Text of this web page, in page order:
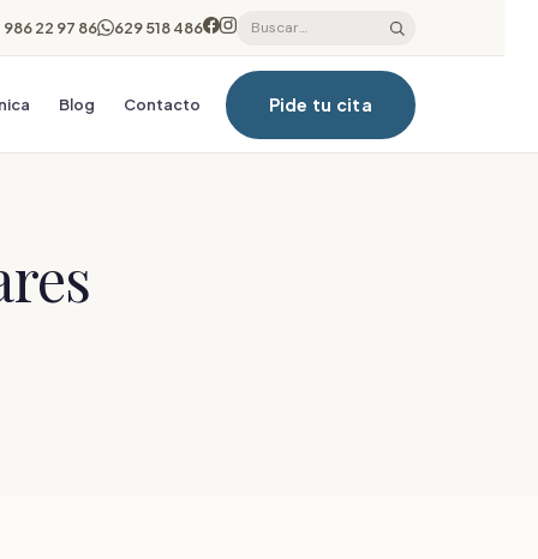
986 22 97 86 629 518 486
Blog Contacto Pide tu cita